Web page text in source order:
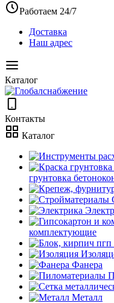
Работаем 24/7
Доставка
Наш адрес
Каталог
Контакты
Каталог
грунтовка
комплектующие
Фанера
Металл